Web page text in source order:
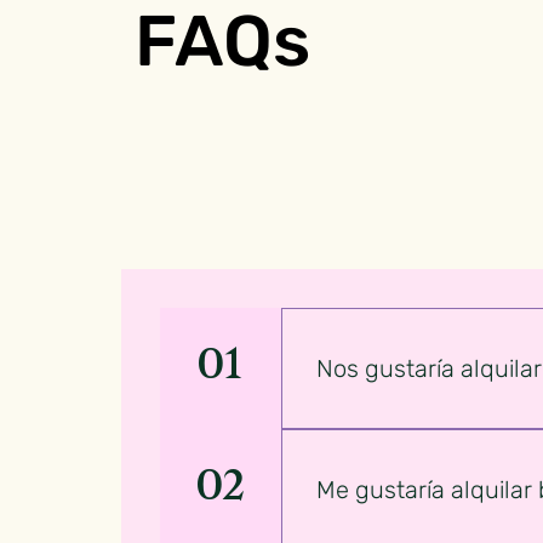
FAQs
01 Nos gustaría
Sí !Para familias
por un periodo
02 Me gustaría alquilar